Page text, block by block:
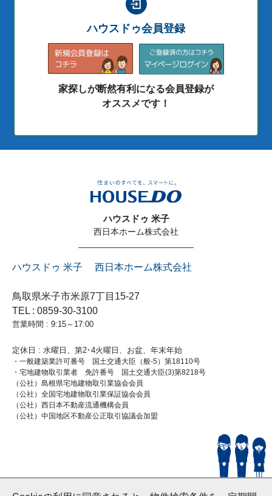
ハウスドゥ会員登録
家探しが断然有利になる会員登録が
オススメです！
ハウスドゥ 米子
西日本ホーム株式会社
ハウスドゥ 米子 西日本ホーム株式会社
鳥取県米子市米原7丁目15-27
TEL : 0859-30-3100
営業時間 : 9:15～17:00
定休日 : 水曜日、第2･4火曜日、お盆、年末年始
・一般建築業許可番号 国土交通大臣（般-5）第18110号
・宅地建物取引業者 免許番号 国土交通大臣(3)第8218号
（公社）島根県宅地建物取引業協会会員
（公社）全国宅地建物取引業保証協会会員
（公社）西日本不動産流通機構会員
（公社）中国地区不動産公正取引協議会加盟